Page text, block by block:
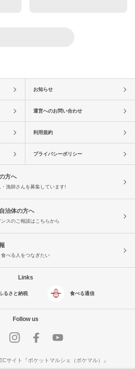
お知らせ
運営へのお問い合わせ
利用規約
プライバシーポリシー
方へ
・漁師さんを募集しています!
治体の方へ
ンスのご相談はこちらから
べる人をつなぎたい
Links
るさと納税 食べる通信
Follow us
サイト『ポケットマルシェ（ポケマル）』